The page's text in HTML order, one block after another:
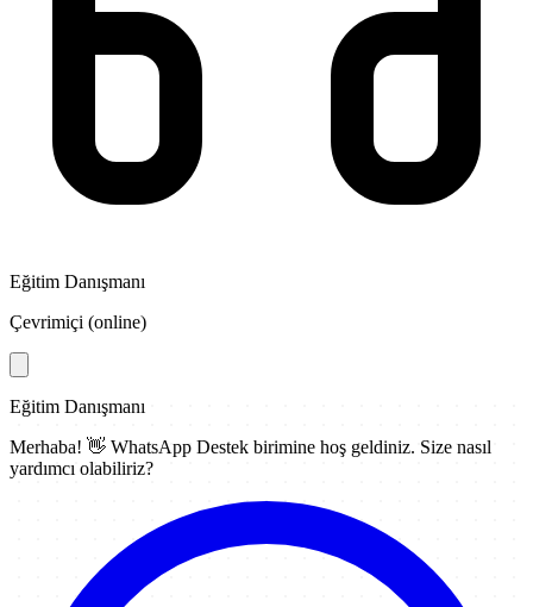
Eğitim Danışmanı
Çevrimiçi (online)
Eğitim Danışmanı
Merhaba! 👋 WhatsApp Destek birimine hoş geldiniz. Size nasıl
yardımcı olabiliriz?